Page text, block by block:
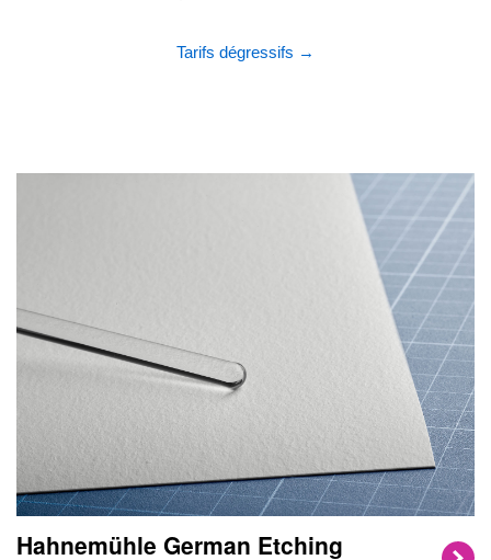
Tarifs dégressifs →
Hahnemühle German Etching